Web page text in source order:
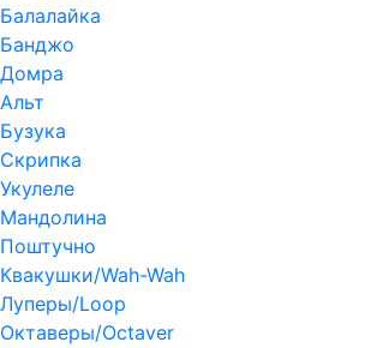
Балалайка
Банджо
Домра
Альт
Бузука
Скрипка
Укулеле
Мандолина
Поштучно
Квакушки/Wah-Wah
Луперы/Loop
Октаверы/Octaver